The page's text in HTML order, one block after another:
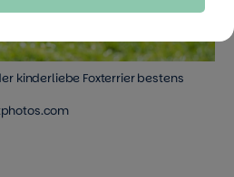
kinderliebe Foxterrier bestens